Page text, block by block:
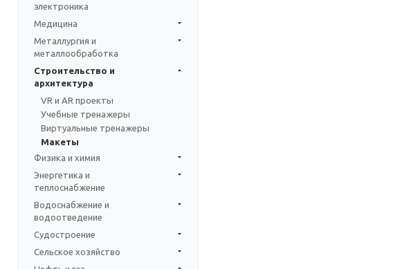
электроника
Медицина
Металлургия и
металлообработка
Строительство и
архитектура
VR и AR проекты
Учебные тренажеры
Виртуальные тренажеры
Макеты
Физика и химия
Энергетика и
теплоснабжение
Водоснабжение и
водоотведение
Судостроение
Сельское хозяйство